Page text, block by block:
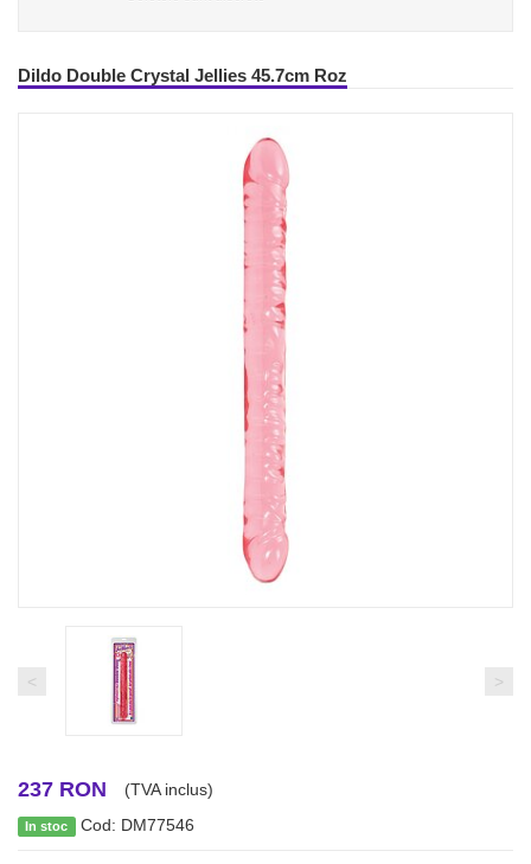
Dildo Double Crystal Jellies 45.7cm Roz
< >
237 RON (TVA inclus)
In stoc Cod: DM77546